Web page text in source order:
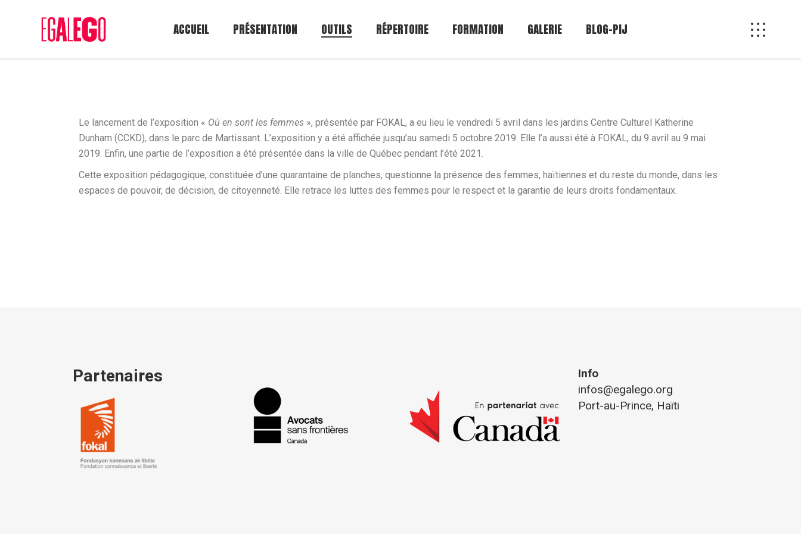
ACCUEIL PRÉSENTATION OUTILS
Nos activités
RÉPERTOIRE FORMATION GALERIE BLOG-PIJ
Le lancement de l’exposition « Où en sont les femmes », présentée par FOKAL, a eu lieu le vendredi 5 avril dans les jardins Centre Culturel Katherine
Dunham (CCKD), dans le parc de Martissant. L’exposition y a été affichée jusqu’au samedi 5 octobre 2019. Elle l’a aussi été à FOKAL, du 9 avril au 9 mai
2019. Enfin, une partie de l’exposition a été présentée dans la ville de Québec pendant l’été 2021.
Cette exposition pédagogique, constituée d’une quarantaine de planches, questionne la présence des femmes, haïtiennes et du reste du monde, dans les
espaces de pouvoir, de décision, de citoyenneté. Elle retrace les luttes des femmes pour le respect et la garantie de leurs droits fondamentaux.
Partenaires
Info
infos@egalego.org
Port-au-Prince, Haïti